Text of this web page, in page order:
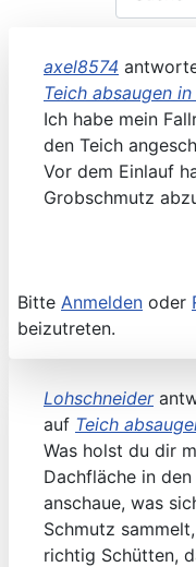
axel8574
Teich absaugen
Ich habe mein
den Teich
Vor dem Einlauf
Grobschmutz
Bitte Anmelden oder
beizutreten.
Lohschneider
auf Teich
Was holst du dir
Dachfläche in
anschaue, was
Schmutz
richtig Schütten,